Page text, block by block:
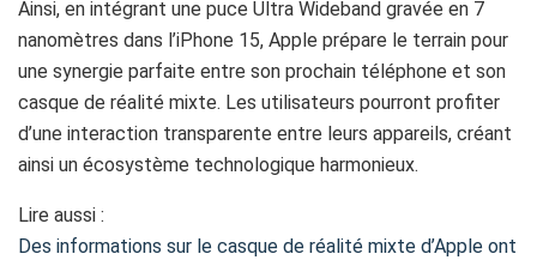
Ainsi, en intégrant une puce Ultra Wideband gravée en 7
nanomètres dans l’iPhone 15, Apple prépare le terrain pour
une synergie parfaite entre son prochain téléphone et son
casque de réalité mixte. Les utilisateurs pourront profiter
d’une interaction transparente entre leurs appareils, créant
ainsi un écosystème technologique harmonieux.
Lire aussi :
Des informations sur le casque de réalité mixte d’Apple ont